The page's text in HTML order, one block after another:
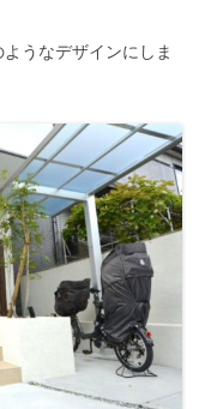
うなデザインにしま